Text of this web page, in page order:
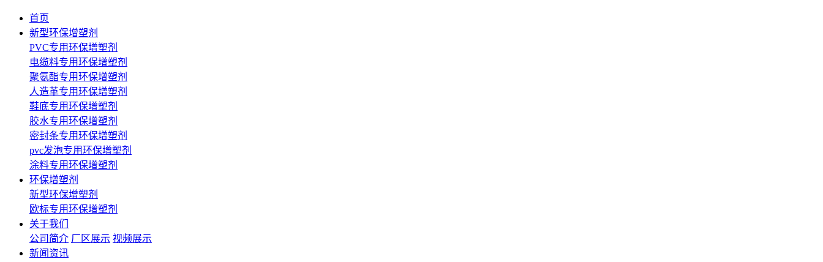
首页
新型环保增塑剂
PVC专用环保增塑剂
电缆料专用环保增塑剂
聚氨酯专用环保增塑剂
人造革专用环保增塑剂
鞋底专用环保增塑剂
胶水专用环保增塑剂
密封条专用环保增塑剂
pvc发泡专用环保增塑剂
涂料专用环保增塑剂
环保增塑剂
新型环保增塑剂
欧标专用环保增塑剂
关于我们
公司简介 厂区展示 视频展示
新闻资讯